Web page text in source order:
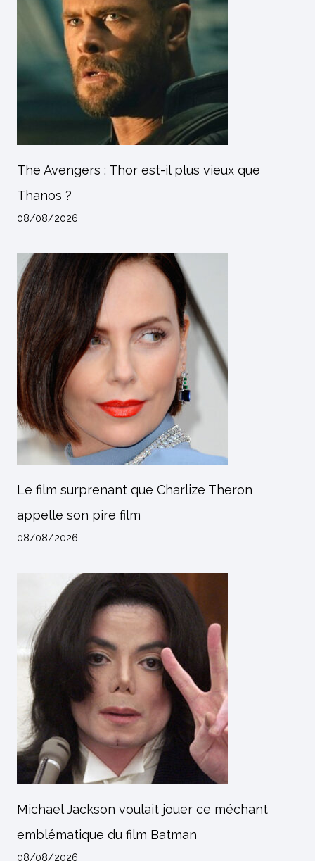
The Avengers : Thor est-il plus vieux que
Thanos ?
08/08/2026
Le film surprenant que Charlize Theron
appelle son pire film
08/08/2026
Michael Jackson voulait jouer ce méchant
emblématique du film Batman
08/08/2026